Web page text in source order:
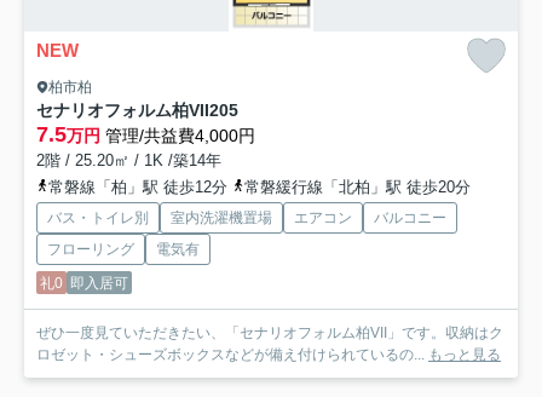
NEW
柏市柏
セナリオフォルム柏VII205
7.5万円 管理/共益費4,000円
2階 / 25.20㎡ / 1K /築14年
常磐線「柏」駅 徒歩12分
常磐緩行線「北柏」駅 徒歩20分
バス・トイレ別 室内洗濯機置場 エアコン
バルコニー
フローリング
電気有
礼0 即入居可
ぜひ一度見ていただきたい、「セナリオフォルム柏VII」です。収納はク
ロゼット・シューズボックスなどが備え付けられているの... もっと見る